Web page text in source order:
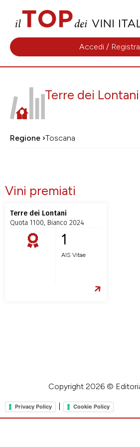
Accedi /
Terre dei Lontani
Regione ›Toscana
Vini premiati
Terre dei Lontani
Quota 1100, Bianco 2024
1
AIS Vitae
Copyright 2026 ©
Privacy Policy Cookie Policy